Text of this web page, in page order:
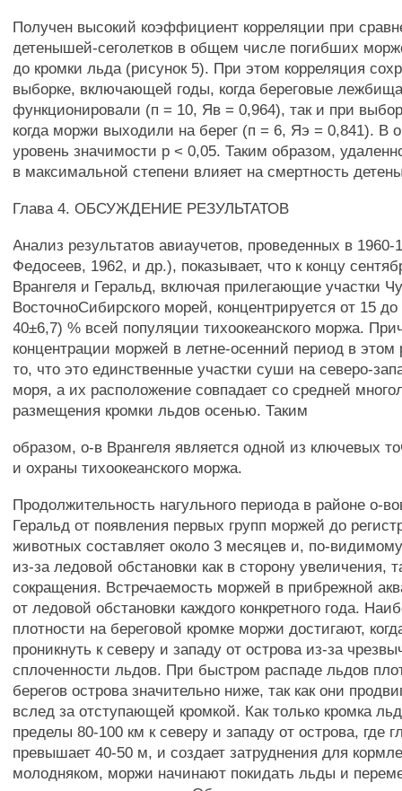
Получен высокий коэффициент корреляции при
детенышей-сеголетков в общем числе погибших
до кромки льда (рисунок 5). При этом корреляция
выборке, включающей годы, когда береговые
функционировали (п = 10, Яв = 0,964), так и при
когда моржи выходили на берег (п = 6, Яэ = 0,841). В
уровень значимости р < 0,05. Таким образом,
в максимальной степени влияет на смертность
Глава 4. ОБСУЖДЕНИЕ РЕЗУЛЬТАТОВ
Анализ результатов авиаучетов, проведенных в 1960-
Федосеев, 1962, и др.), показывает, что к концу
Врангеля и Геральд, включая прилегающие участки
ВосточноСибирского морей, концентрируется от 15
40±6,7) % всей популяции тихоокеанского моржа.
концентрации моржей в летне-осенний период в этом
то, что это единственные участки суши на северо-
моря, а их расположение совпадает со средней
размещения кромки льдов осенью. Таким
образом, о-в Врангеля является одной из ключевых
и охраны тихоокеанского моржа.
Продолжительность нагульного периода в районе о-
Геральд от появления первых групп моржей до
животных составляет около 3 месяцев и, по-
из-за ледовой обстановки как в сторону увеличения,
сокращения. Встречаемость моржей в прибрежной
от ледовой обстановки каждого конкретного года.
плотности на береговой кромке моржи достигают,
проникнуть к северу и западу от острова из-за
сплоченности льдов. При быстром распаде льдов
берегов острова значительно ниже, так как они
вслед за отступающей кромкой. Как только кромка
пределы 80-100 км к северу и западу от острова, где
превышает 40-50 м, и создает затруднения для
молодняком, моржи начинают покидать льды и